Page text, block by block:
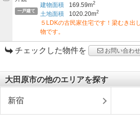
一戸建て
建物面積
169.59m2
土地面積 1020.20m2
５LDKの古民家住宅です！梁むき出
物です。
チェックした物件を お問い合わせ
大田原市の他のエリアを探す
新宿